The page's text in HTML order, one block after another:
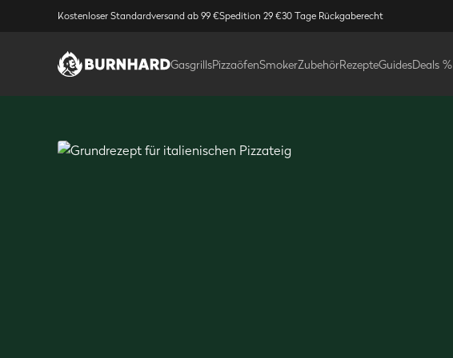
Kostenloser Standardversand ab 99 €Spedition 29 €30 Tage Rückgaberecht
GasgrillsPizzaöfenSmokerZubehörRezepteGuidesDeals %